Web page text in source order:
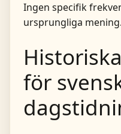
Ingen specifik
ursprungliga mening.
för